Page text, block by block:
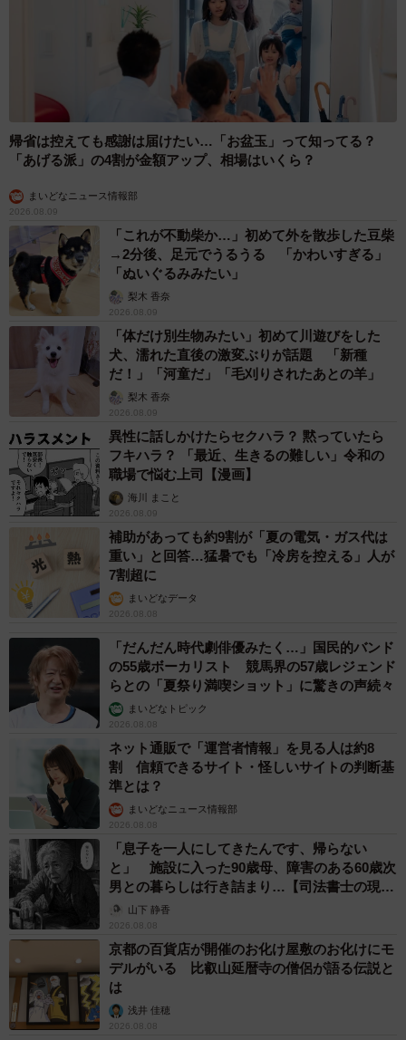
住みたい街ランキング2022＜首都圏版＞駅 回答者属性別TOP10（提供画
住みたい街ランキング2022＜首都圏版＞駅 回答者属性別TOP10（提供画
回答者属性別に見ると、20～60歳以上までの全年代におい
た。3位以降については、20～30歳代では「中目黒」「東
京A」「恵比寿」「新宿」など東京23区の人気が高い一方
で、年齢が上がるにつれ、「鎌倉」「大宮」「浦和」など
郊外の駅の順位が上がる傾向が伺えたといいます。
また、40歳未満の男女別、50歳未満の夫婦子どもありの場
合でも、1位は「吉祥寺」、2位は「横浜」でした。男性は
「東京A」や「新宿A」「渋谷」などの繁華街がある駅を好
む傾向にある一方で、女性や50歳未満の子どもがいる夫婦
では、「鎌倉」や「浦和」、「流山おおたかの森」といっ
た郊外の街を好む傾向が見られ、年齢が上がるにつれ、
「住みたい街は特にない」「今住んでいる街に住み続けた
い」の比率が上昇する傾向伺えたそうです。
なお、同アンケートでは「住みたい街が特にない」
（40.9％）、「今住んでいる街に住み続けたい」
帰省は控えても感謝は届けたい…「お盆玉」って知ってる？
「あげる派」の4割が金額アップ、相場はいくら？
まいどなニュース情報部
2026.08.09
「これが不動柴か…」初めて外を散歩した豆柴
→2分後、足元でうるうる 「かわいすぎる」
「ぬいぐるみみたい」
梨木 香奈
2026.08.09
「体だけ別生物みたい」初めて川遊びをした
犬、濡れた直後の激変ぶりが話題 「新種
だ！」「河童だ」「毛刈りされたあとの羊」
梨木 香奈
2026.08.09
異性に話しかけたらセクハラ？ 黙っていたら
フキハラ？ 「最近、生きるの難しい」令和の
職場で悩む上司【漫画】
海川 まこと
2026.08.09
補助があっても約9割が「夏の電気・ガス代は
重い」と回答…猛暑でも「冷房を控える」人が
7割超に
まいどなデータ
2026.08.08
「だんだん時代劇俳優みたく…」国民的バンド
の55歳ボーカリスト 競馬界の57歳レジェンド
らとの「夏祭り満喫ショット」に驚きの声続々
まいどなトピック
2026.08.08
ネット通販で「運営者情報」を見る人は約8
割 信頼できるサイト・怪しいサイトの判断基
準とは？
まいどなニュース情報部
2026.08.08
「息子を一人にしてきたんです、帰らない
と」 施設に入った90歳母、障害のある60歳次
男との暮らしは行き詰まり…【司法書士の現場
から】山下 静香
2026.08.08
京都の百貨店が開催のお化け屋敷のお化けにモ
デルがいる 比叡山延暦寺の僧侶が語る伝説と
は
浅井 佳穂
2026.08.08